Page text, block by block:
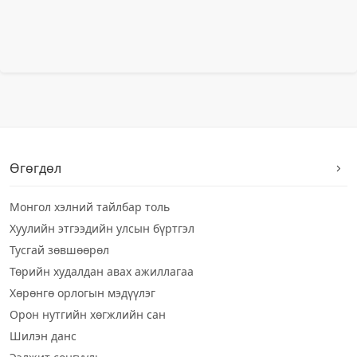
Өгөгдөл
Монгол хэлний тайлбар толь
Хуулийн этгээдийн улсын бүртгэл
Тусгай зөвшөөрөл
Төрийн худалдан авах ажиллагаа
Хөрөнгө орлогын мэдүүлэг
Орон нутгийн хөгжлийн сан
Шилэн данс